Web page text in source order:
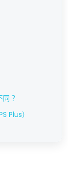
？
Plus）